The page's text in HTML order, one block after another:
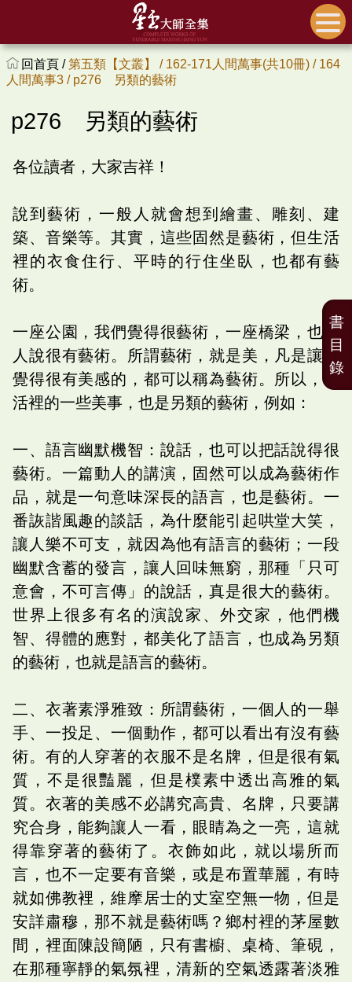
回首頁 /第五類【文叢】 / 162-171人間萬事(共10冊) / 164
人間萬事3 / p276 另類的藝術
p276 另類的藝術
各位讀者，大家吉祥！
說到藝術，一般人就會想到繪畫、雕刻、建
築、音樂等。其實，這些固然是藝術，但生活
裡的衣食住行、平時的行住坐臥，也都有藝
術。
一座公園，我們覺得很藝術，一座橋梁，也有
人說很有藝術。所謂藝術，就是美，凡是讓人
覺得很有美感的，都可以稱為藝術。所以，生
活裡的一些美事，也是另類的藝術，例如：
一、語言幽默機智：說話，也可以把話說得很
藝術。一篇動人的講演，固然可以成為藝術作
品，就是一句意味深長的語言，也是藝術。一
番詼諧風趣的談話，為什麼能引起哄堂大笑，
讓人樂不可支，就因為他有語言的藝術；一段
幽默含蓄的發言，讓人回味無窮，那種「只可
意會，不可言傳」的說話，真是很大的藝術。
世界上很多有名的演說家、外交家，他們機
智、得體的應對，都美化了語言，也成為另類
的藝術，也就是語言的藝術。
二、衣著素淨雅致：所謂藝術，一個人的一舉
手、一投足、一個動作，都可以看出有沒有藝
術。有的人穿著的衣服不是名牌，但是很有氣
質，不是很豔麗，但是樸素中透出高雅的氣
質。衣著的美感不必講究高貴、名牌，只要講
究合身，能夠讓人一看，眼睛為之一亮，這就
得靠穿著的藝術了。衣飾如此，就以場所而
言，也不一定要有音樂，或是布置華麗，有時
就如佛教裡，維摩居士的丈室空無一物，但是
安詳肅穆，那不就是藝術嗎？鄉村裡的茅屋數
間，裡面陳設簡陋，只有書櫥、桌椅、筆硯，
在那種寧靜的氣氛裡，清新的空氣透露著淡雅
書
目
錄